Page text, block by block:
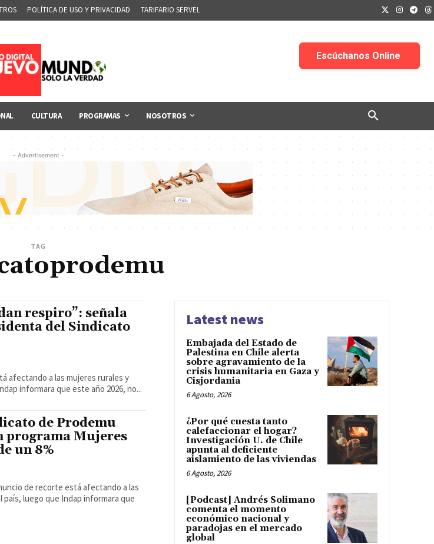
POLÍTICA DE USO Y PRIVACIDAD TARIFARIO SERVEL
CULTURA PROGRAMAS NOSOTROS
- Advertisement -
TAG
respiro”: señala
del Sindicato
afectando a las mujeres rurales y
informara que este año 2026, no...
de Prodemu
programa Mujeres
un 8%
de recorte está afectando a las
país, luego que Indap informara que
Latest news
Embajada del Estado de
Palestina en Chile alerta
sobre agravamiento de la
crisis humanitaria en Gaza y
Cisjordania
6 Agosto, 2026
¿Por qué cuesta tanto
calefaccionar el hogar?
Investigación U. de Chile
apunta al deficiente
aislamiento de las viviendas
6 Agosto, 2026
[Podcast] Andrés Solimano
comenta el momento
económico nacional y
paradojas en el mercado
global